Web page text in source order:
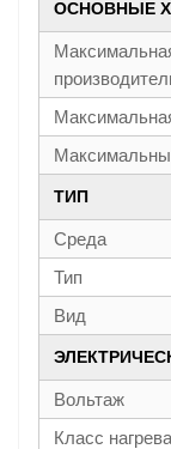
ОСНОВНЫЕ
ТИП
Среда
Тип
Вид
Вольтаж
Класс нагрева